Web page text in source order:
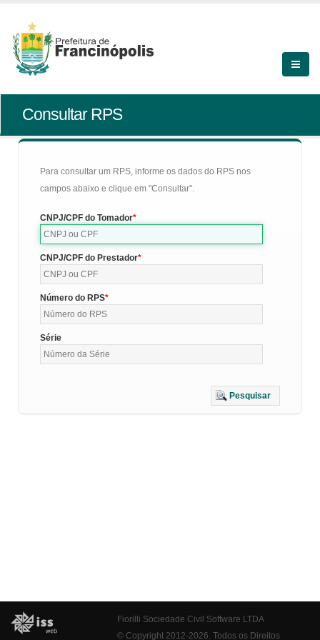
Consultar RPS
Para consultar um RPS, informe os dados do RPS nos
campos abaixo e clique em "Consultar".
CNPJ/CPF do Tomador
CNPJ/CPF do Prestador
Número do RPS
Série
Pesquisar
Fiorilli Sociedade Civil Software LTDA
© Copyright 2012-2026. Todos os Direitos